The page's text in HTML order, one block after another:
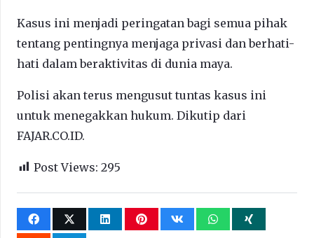
Kasus ini menjadi peringatan bagi semua pihak
tentang pentingnya menjaga privasi dan berhati-
hati dalam beraktivitas di dunia maya.
Polisi akan terus mengusut tuntas kasus ini
untuk menegakkan hukum. Dikutip dari
FAJAR.CO.ID.
Post Views: 295